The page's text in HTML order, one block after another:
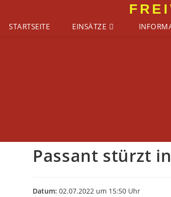
springen
STARTSEITE EINSÄTZE
Passant stürzt
Datum: 02.07.2022 um 15:50 Uhr